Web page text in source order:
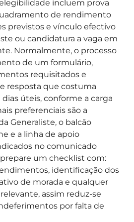
incluem prova
de rendimento
previstos e vínculo efectivo
ou candidatura a vaga em
Normalmente, o processo
de um formulário,
requisitados e
resposta que costuma
dias úteis, conforme a carga
preferenciais são a
Generaliste, o balcão
e a linha de apoio
no comunicado
prepare um checklist com:
identificação dos
de morada e qualquer
assim reduz-se
por falta de